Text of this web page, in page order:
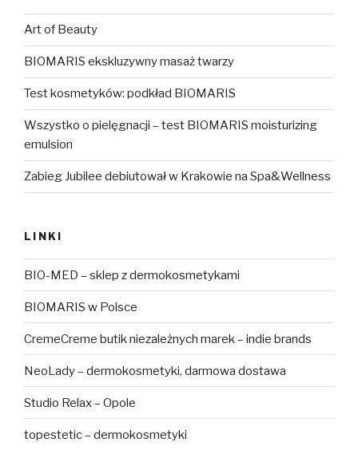
Art of Beauty
BIOMARIS ekskluzywny masaż twarzy
Test kosmetyków: podkład BIOMARIS
Wszystko o pielęgnacji – test BIOMARIS moisturizing
emulsion
Zabieg Jubilee debiutował w Krakowie na Spa&Wellness
LINKI
BIO-MED – sklep z dermokosmetykami
BIOMARIS w Polsce
CremeCreme butik niezależnych marek – indie brands
NeoLady – dermokosmetyki, darmowa dostawa
Studio Relax – Opole
topestetic – dermokosmetyki